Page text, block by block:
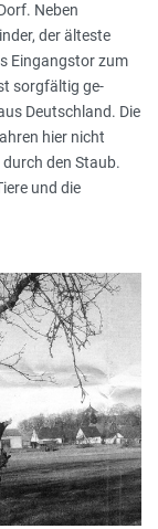
Neben
der älteste
Eingangstor zum
sorgfältig ge­
Deutschland. Die
hier nicht
den Staub.
und die